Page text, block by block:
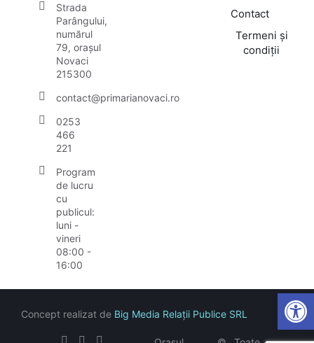
Strada
Parângului,
numărul
79, orașul
Novaci
215300
contact@primarianovaci.ro
0253
466
221
Program
de lucru
cu
publicul:
luni -
vineri
08:00 -
16:00
Contact
Termeni și
condiții
Concept realizat de Big Media Relații Publice SRL